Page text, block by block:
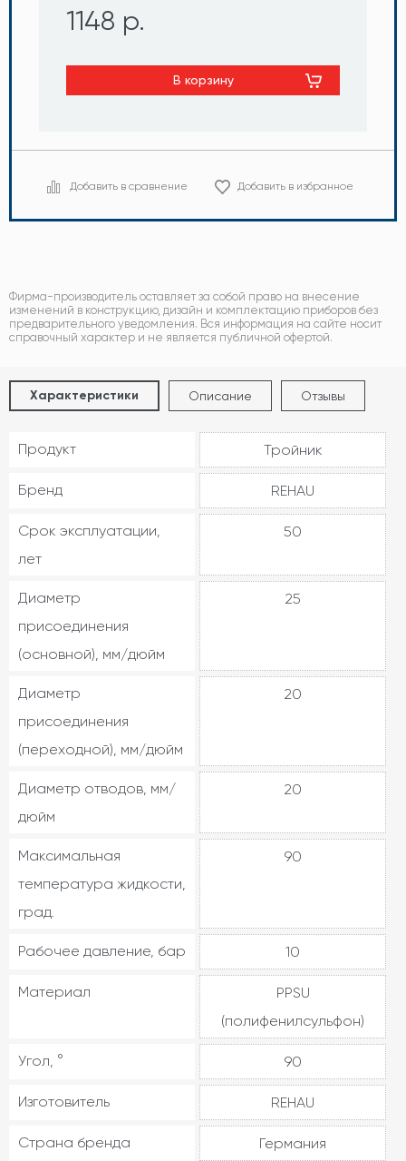
1148 р.
В корзину
Добавить в сравнение Добавить в избранное
Фирма-производитель оставляет за собой право на внесение
изменений в конструкцию, дизайн и комплектацию приборов без
предварительного уведомления. Вся информация на сайте носит
справочный характер и не является публичной офертой.
Характеристики Описание Отзывы
Продукт Тройник
Бренд REHAU
Срок эксплуатации,
лет
50
Диаметр
присоединения
(основной), мм/дюйм
25
Диаметр
присоединения
(переходной), мм/дюйм
20
Диаметр отводов, мм/
дюйм
20
Максимальная
температура жидкости,
град.
90
Рабочее давление, бар 10
Материал
PPSU
(полифенилсульфон)
Угол, ° 90
Изготовитель REHAU
Страна бренда Германия